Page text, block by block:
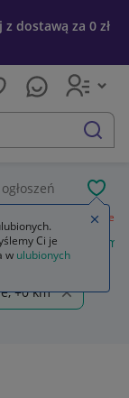
dostawą za 0 zł
szukaj
ogłoszeń
Koszule
koszule
+0 km
Ci je
w ulubionych